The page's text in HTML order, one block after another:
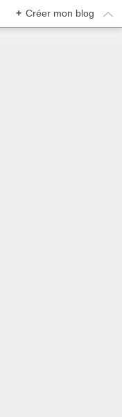
+ Créer mon blog